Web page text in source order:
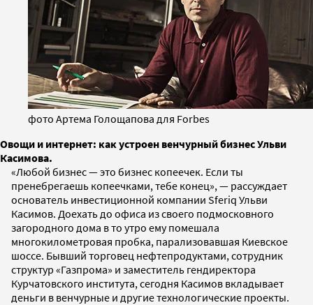
фото Артема Голощапова для Forbes
Овощи и интернет: как устроен венчурный бизнес Ульви
Касимова.
«Любой бизнес — это бизнес копеечек. Если ты
пренебрегаешь копеечками, тебе конец», — рассуждает
основатель инвестиционной компании Sferiq Ульви
Касимов. Доехать до офиса из своего подмосковного
загородного дома в то утро ему помешала
многокилометровая пробка, парализовавшая Киевское
шоссе. Бывший торговец нефтепродуктами, сотрудник
структур «Газпрома» и заместитель гендиректора
Курчатовского института, сегодня Касимов вкладывает
деньги в венчурные и другие технологические проекты.